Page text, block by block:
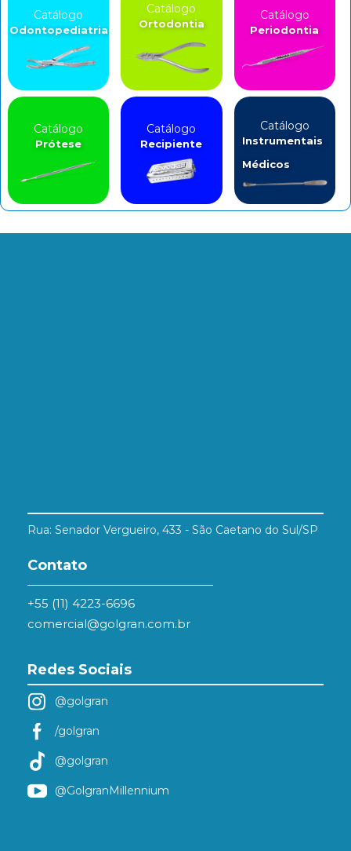
Catálogo
Odontopediatria
Catálogo
Ortodontia
Catálogo
Periodontia
Catálogo
Prótese
Catálogo
Recipiente
Catálogo
Instrumentais
Médicos
Rua: Senador Vergueiro, 433 - São Caetano do Sul/SP
Contato
+55 (11) 4223-6696
comercial@golgran.com.br
Redes Sociais
@golgran
/golgran
@golgran
@GolgranMillennium